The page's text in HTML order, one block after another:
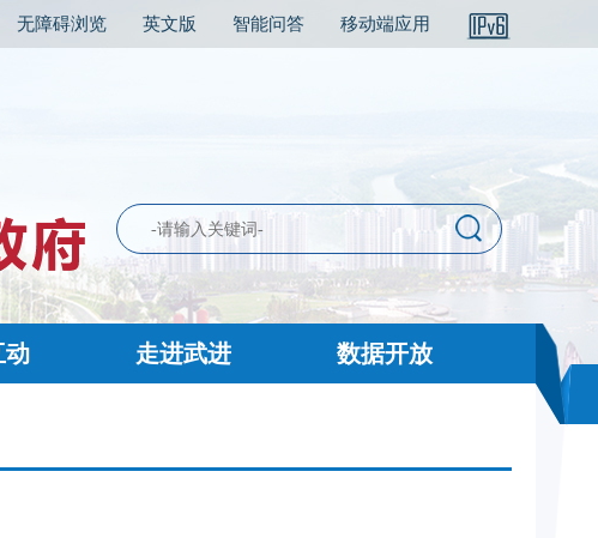
无障碍浏览 英文版 智能问答 移动端应用
动 走进武进 数据开放